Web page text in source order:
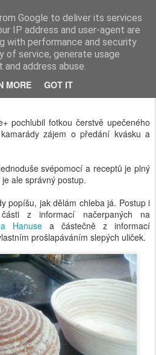
Google to deliver its services
IP address and user-agent are
with performance and security
of service, generate usage
address abuse.
MORE GOT IT
na chleba
pochlubil fotkou čerstvě upečeného
zájem o předání kvásku a
svépomocí a receptů je plný
ale správný postup.
popíšu, jak dělám chleba já. Postup i
z informací načerpaných na
Hanuse a částečně z informací
prošlapáváním slepých uliček.